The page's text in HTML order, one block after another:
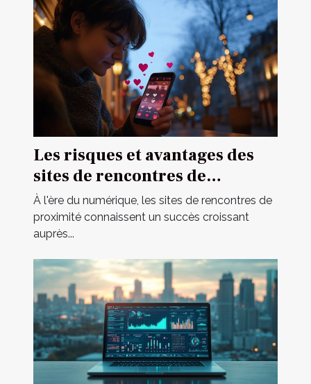
Les risques et avantages des
sites de rencontres de
proximité
À l'ère du numérique, les sites de rencontres de
proximité connaissent un succès croissant
auprès...